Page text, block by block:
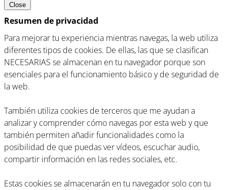
Close
Resumen de privacidad
Para mejorar tu experiencia mientras navegas, la web utiliza
diferentes tipos de cookies. De ellas, las que se clasifican
NECESARIAS se almacenan en tu navegador porque son
esenciales para el funcionamiento básico y de seguridad de
la web.
También utiliza cookies de terceros que me ayudan a
analizar y comprender cómo navegas por esta web y que
también permiten añadir funcionalidades como la
posibilidad de que puedas ver vídeos, escuchar audio,
compartir información en las redes sociales, etc.
Estas cookies se almacenarán en tu navegador solo con tu